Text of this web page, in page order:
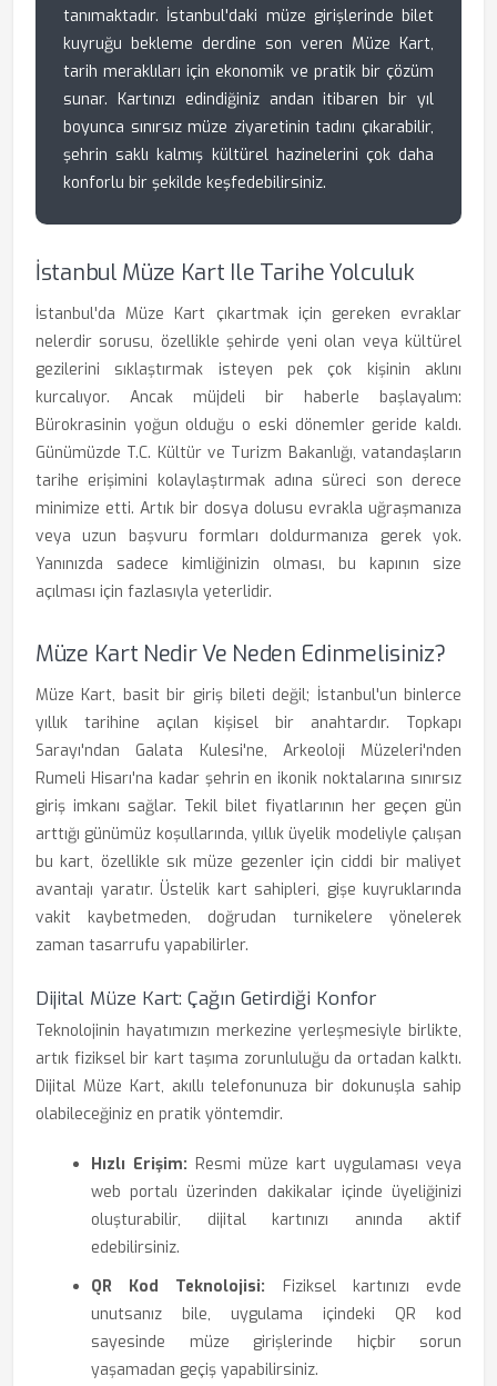
tanımaktadır. İstanbul'daki müze girişlerinde bilet
kuyruğu bekleme derdine son veren Müze Kart,
tarih meraklıları için ekonomik ve pratik bir çözüm
sunar. Kartınızı edindiğiniz andan itibaren bir yıl
boyunca sınırsız müze ziyaretinin tadını çıkarabilir,
şehrin saklı kalmış kültürel hazinelerini çok daha
konforlu bir şekilde keşfedebilirsiniz.
İstanbul Müze Kart Ile Tarihe Yolculuk
İstanbul'da Müze Kart çıkartmak için gereken evraklar
nelerdir sorusu, özellikle şehirde yeni olan veya kültürel
gezilerini sıklaştırmak isteyen pek çok kişinin aklını
kurcalıyor. Ancak müjdeli bir haberle başlayalım:
Bürokrasinin yoğun olduğu o eski dönemler geride kaldı.
Günümüzde T.C. Kültür ve Turizm Bakanlığı, vatandaşların
tarihe erişimini kolaylaştırmak adına süreci son derece
minimize etti. Artık bir dosya dolusu evrakla uğraşmanıza
veya uzun başvuru formları doldurmanıza gerek yok.
Yanınızda sadece kimliğinizin olması, bu kapının size
açılması için fazlasıyla yeterlidir.
Müze Kart Nedir Ve Neden Edinmelisiniz?
Müze Kart, basit bir giriş bileti değil; İstanbul'un binlerce
yıllık tarihine açılan kişisel bir anahtardır. Topkapı
Sarayı'ndan Galata Kulesi'ne, Arkeoloji Müzeleri'nden
Rumeli Hisarı'na kadar şehrin en ikonik noktalarına sınırsız
giriş imkanı sağlar. Tekil bilet fiyatlarının her geçen gün
arttığı günümüz koşullarında, yıllık üyelik modeliyle çalışan
bu kart, özellikle sık müze gezenler için ciddi bir maliyet
avantajı yaratır. Üstelik kart sahipleri, gişe kuyruklarında
vakit kaybetmeden, doğrudan turnikelere yönelerek
zaman tasarrufu yapabilirler.
Dijital Müze Kart: Çağın Getirdiği Konfor
Teknolojinin hayatımızın merkezine yerleşmesiyle birlikte,
artık fiziksel bir kart taşıma zorunluluğu da ortadan kalktı.
Dijital Müze Kart, akıllı telefonunuza bir dokunuşla sahip
olabileceğiniz en pratik yöntemdir.
Hızlı Erişim: Resmi müze kart uygulaması veya
web portalı üzerinden dakikalar içinde üyeliğinizi
oluşturabilir, dijital kartınızı anında aktif
edebilirsiniz.
QR Kod Teknolojisi: Fiziksel kartınızı evde
unutsanız bile, uygulama içindeki QR kod
sayesinde müze girişlerinde hiçbir sorun
yaşamadan geçiş yapabilirsiniz.